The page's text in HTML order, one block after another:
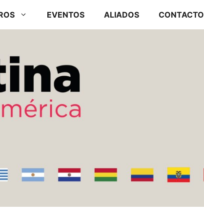
EVENTOS ALIADOS CONTACTO